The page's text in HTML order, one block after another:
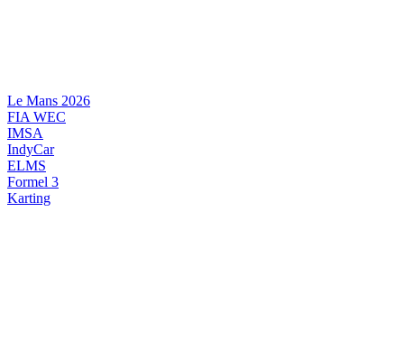
Le Mans 2026
FIA WEC
IMSA
IndyCar
ELMS
Formel 3
Karting